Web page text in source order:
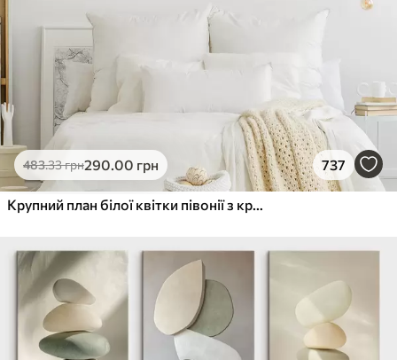
483.33грн290.00 грн 737
Крупний план білої квітки півонії з крапельками води на пелюстках на розмитому фоні